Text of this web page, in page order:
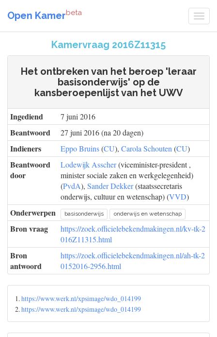
Open Kamerbeta
Kamervraag 2016Z11315
Het ontbreken van het beroep 'leraar
basisonderwijs' op de
kansberoepenlijst van het UWV
Ingediend 7 juni 2016
Beantwoord 27 juni 2016 (na 20 dagen)
Indieners Eppo Bruins(CU), Carola Schouten (CU)
Beantwoord
door
Lodewijk Asscher(viceminister-president ,
minister sociale zaken en werkgelegenheid)
(PvdA), Sander Dekker(staatssecretaris
onderwijs, cultuur en wetenschap) (VVD)
Onderwerpen basisonderwijs onderwijs en wetenschap
Bron vraag
https://zoek.officielebekendmakingen.nl/kv-tk-2
016Z11315.html
Bron
antwoord
https://zoek.officielebekendmakingen.nl/ah-tk-2
0152016-2956.html
1.https://www.werk.nl/xpsimage/wdo_014199
2.https://www.werk.nl/xpsimage/wdo_014199